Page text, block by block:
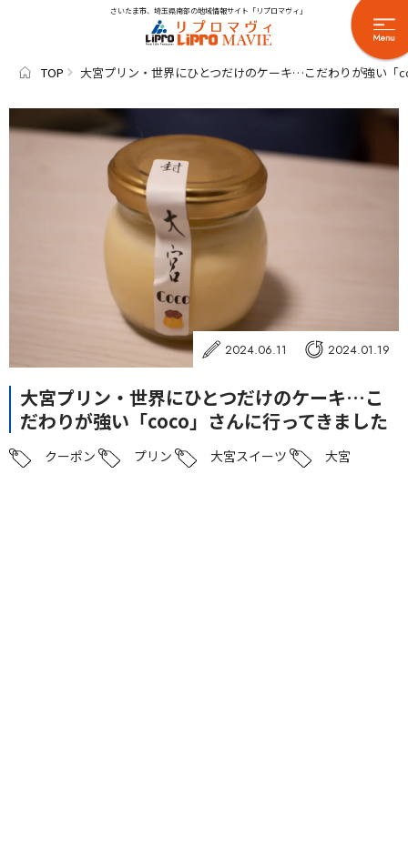
さいたま市、埼玉県南部の地域情報サイト「リプロマヴィ」
TOP 大宮プリン・世界にひとつだけのケーキ…こだわりが強い「
2024.06.11 2024.01.19
大宮プリン・世界にひとつだけのケーキ…こ
だわりが強い「coco」さんに行ってきました
クーポン プリン 大宮スイーツ 大宮